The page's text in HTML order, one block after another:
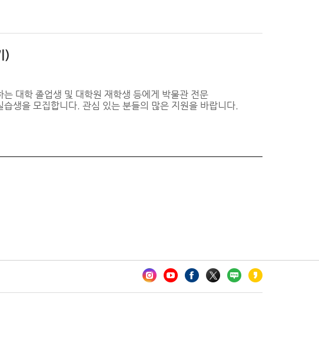
)
대학 졸업생 및 대학원 재학생 등에게 박물관 전문
생을 모집합니다. 관심 있는 분들의 많은 지원을 바랍니다.